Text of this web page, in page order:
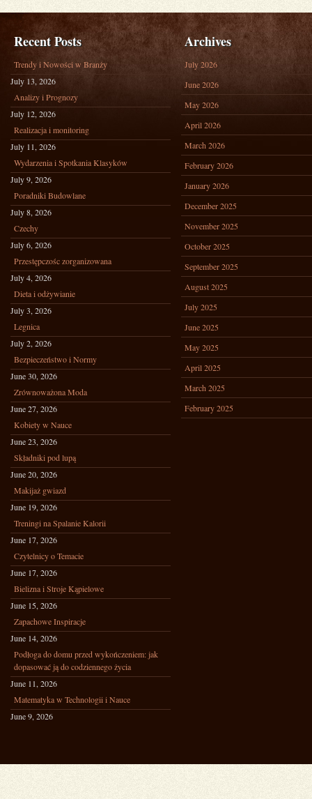
Recent Posts
Trendy i Nowości w Branży
July 13, 2026
Analizy i Prognozy
July 12, 2026
Realizacja i monitoring
July 11, 2026
Wydarzenia i Spotkania Klasyków
July 9, 2026
Poradniki Budowlane
July 8, 2026
Czechy
July 6, 2026
Przestępczośc zorganizowana
July 4, 2026
Dieta i odżywianie
July 3, 2026
Legnica
July 2, 2026
Bezpieczeństwo i Normy
June 30, 2026
Zrównoważona Moda
June 27, 2026
Kobiety w Nauce
June 23, 2026
Składniki pod lupą
June 20, 2026
Makijaż gwiazd
June 19, 2026
Treningi na Spalanie Kalorii
June 17, 2026
Czytelnicy o Temacie
June 17, 2026
Bielizna i Stroje Kąpielowe
June 15, 2026
Zapachowe Inspiracje
June 14, 2026
Podłoga do domu przed wykończeniem: jak
dopasować ją do codziennego życia
June 11, 2026
Matematyka w Technologii i Nauce
June 9, 2026
Archives
July 2026
June 2026
May 2026
April 2026
March 2026
February 2026
January 2026
December 2025
November 2025
October 2025
September 2025
August 2025
July 2025
June 2025
May 2025
April 2025
March 2025
February 2025